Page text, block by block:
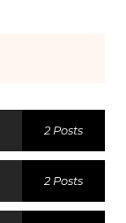
2 Posts
2 Posts